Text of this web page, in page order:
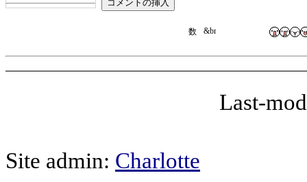
Last-
Site admin: Charlotte